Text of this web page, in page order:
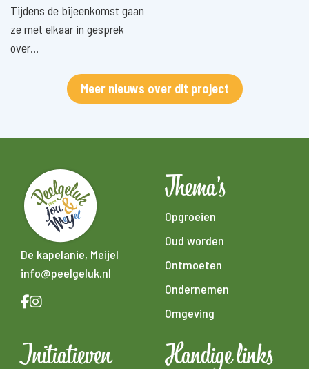
Tijdens de bijeenkomst gaan
ze met elkaar in gesprek
over…
Meer nieuws over dit project
De kapelanie, Meijel
info@peelgeluk.nl
Thema's
Opgroeien
Oud worden
Ontmoeten
Ondernemen
Omgeving
Initiatieven Handige links